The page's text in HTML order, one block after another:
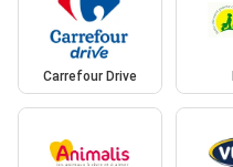
Carrefour Drive